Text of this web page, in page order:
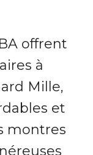
offrent
à
Mille,
et
montres